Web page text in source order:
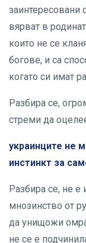
заинтересовани
вярват в
които не се
богове, и са
когато си имат
Разбира се,
стреми да
украинците не
инстинкт за
Разбира се, не
мнозинство от
да унищожи
не се е